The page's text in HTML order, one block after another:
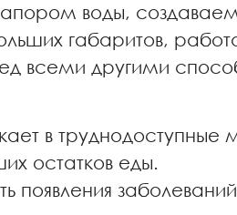
напором воды,
габаритов,
всеми другими
в труднодоступные
остатков еды.